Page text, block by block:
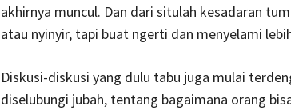
akhirnya muncul. Dan dari situlah kesadaran
atau nyinyir, tapi buat ngerti dan menyelami
Diskusi-diskusi yang dulu tabu juga mulai
diselubungi jubah, tentang bagaimana orang